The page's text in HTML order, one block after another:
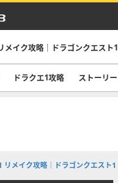
メイク攻略｜ドラゴンクエスト1
ドラクエ1攻略 ストーリー
リメイク攻略｜ドラゴンクエスト1